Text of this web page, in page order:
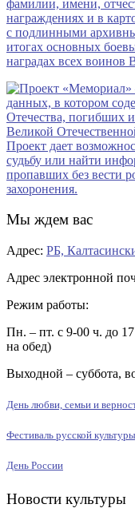
Мы ждем вас
Адрес: РБ,
Адрес электронной
Режим работы:
Пн. – пт. с 9-00 ч. до
на обед)
Выходной – суббота,
День любви, семьи и
Фестиваль русской
День России
Новости культуры